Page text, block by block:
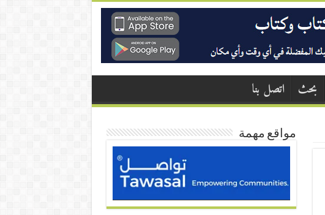
بحث اتصل بنا
مواقع مهمة